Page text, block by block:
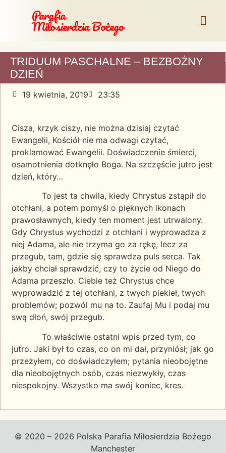
Parafia
Miłosierdzia Bożego
TRIDUUM PASCHALNE – BEZBOŻNY
DZIEŃ
19 kwietnia, 2019 23:35
Cisza, krzyk ciszy, nie można dzisiaj czytać
Ewangelii, Kościół nie ma odwagi czytać,
proklamować Ewangelii. Doświadczenie śmierci,
osamotnienia dotknęło Boga. Na szczęście jutro jest
dzień, który…
To jest ta chwila, kiedy Chrystus zstąpił do
otchłani, a potem pomyśl o pięknych ikonach
prawosławnych, kiedy ten moment jest utrwalony.
Gdy Chrystus wychodzi z otchłani i wyprowadza z
niej Adama, ale nie trzyma go za rękę, lecz za
przegub, tam, gdzie się sprawdza puls serca. Tak
jakby chciał sprawdzić, czy to życie od Niego do
Adama przeszło. Ciebie też Chrystus chce
wyprowadzić z tej otchłani, z twych piekieł, twych
problemów; pozwól mu na to. Zaufaj Mu i podaj mu
swą dłoń, swój przegub.
To właściwie ostatni wpis przed tym, co
jutro. Jaki był to czas, co on mi dał, przyniósł; jak go
przeżyłem, co doświadczyłem; pytania nieobojętne
dla nieobojętnych osób, czas niezwykły, czas
niespokojny. Wszystko ma swój koniec, kres.
© 2020 – 2026 Polska Parafia Miłosierdzia Bożego
Manchester